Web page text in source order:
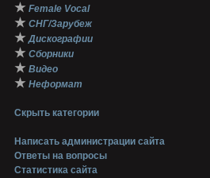
★ Female Vocal
★ СНГ/Зарубеж
★ Дискографии
★ Сборники
★ Видео
★ Неформат
Скрыть категории
Написать администрации сайта
Ответы на вопросы
Статистика сайта